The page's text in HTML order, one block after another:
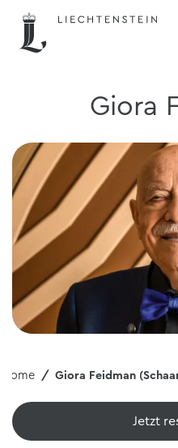
Giora
Home Giora Feidman
Jetzt